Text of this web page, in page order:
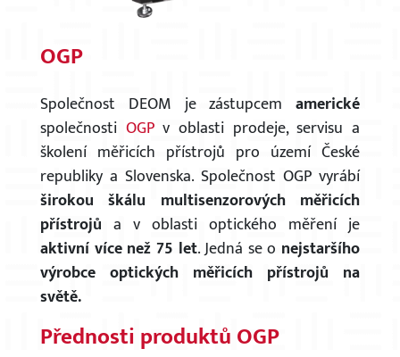
OGP
Společnost DEOM je zástupcem americké
společnosti OGPv oblasti prodeje, servisu a
školení měřicích přístrojů pro území České
republiky a Slovenska. Společnost OGP vyrábí
širokou škálu multisenzorových měřicích
přístrojů a v oblasti optického měření je
aktivní více než 75 let. Jedná se o nejstaršího
výrobce optických měřicích přístrojů na
světě.
Přednosti produktů OGP